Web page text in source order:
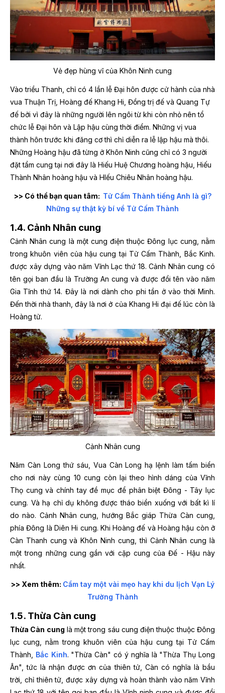
Vẻ đẹp hùng vĩ của Khôn Ninh cung
Vào triều Thanh, chỉ có 4 lần lễ Đại hôn được cử hành của nhà
vua Thuận Trị, Hoàng đế Khang Hi, Đồng trị đế và Quang Tự
đế bởi vì đây là những người lên ngôi từ khi còn nhỏ nên tổ
chức lễ Đại hôn và Lập hậu cùng thời điểm. Những vị vua
thành hôn trước khi đăng cơ thì chỉ diễn ra lễ lập hậu mà thôi.
Những Hoàng hậu đã từng ở Khôn Ninh cũng chỉ có 3 người
đặt tẩm cung tại nơi đây là Hiếu Huệ Chương hoàng hậu, Hiếu
Thành Nhân hoàng hậu và HIếu Chiêu Nhân hoàng hậu.
>> Có thể bạn quan tâm: Tử Cấm Thành tiếng Anh là gì?
Những sự thật kỳ bí về Tử Cấm Thành
1.4. Cảnh Nhân cung
Cảnh Nhân cung là một cung điện thuộc Đông lục cung, nằm
trong khuôn viên của hậu cung tại Tử Cấm Thành, Bắc Kinh.
được xây dựng vào năm Vĩnh Lạc thứ 18. Cảnh Nhân cung có
tên gọi ban đầu là Trường An cung và được đổi tên vào năm
Gia Tĩnh thứ 14. Đây là nơi dành cho phi tần ở vào thời Minh.
Đến thời nhà thanh, đây là nơi ở của Khang Hi đại đế lúc còn là
Hoàng tử.
Cảnh Nhân cung
Năm Càn Long thứ sáu, Vua Càn Long hạ lệnh làm tấm biển
cho nơi này cùng 10 cung còn lại theo hình dáng của Vĩnh
Thọ cung và chính tay đề mục để phân biệt Đông - Tây lục
cung. Và hạ chỉ dụ không được tháo biển xuống với bất kì lí
do nào. Cảnh Nhân cung, hướng Bắc giáp Thừa Càn cung,
phía Đông là Diên Hi cung. Khi Hoàng đế và Hoàng hậu còn ở
Càn Thanh cung và Khôn Ninh cung, thì Cảnh Nhân cung là
một trong những cung gần với cặp cung của Đế - Hậu này
nhất.
>> Xem thêm: Cầm tay một vài mẹo hay khi du lịch Vạn Lý
Trường Thành
1.5. Thừa Càn cung
Thừa Càn cung là một trong sáu cung điện thuộc thuộc Đông
lục cung, nằm trong khuôn viên của hậu cung tại Tử Cấm
Thành, Bắc Kinh. "Thừa Càn" có ý nghĩa là "Thừa Thụ Long
Ân", tức là nhận được ơn của thiên tử, Càn có nghĩa là bầu
trời, chỉ thiên tử, được xây dựng và hoàn thành vào năm Vĩnh